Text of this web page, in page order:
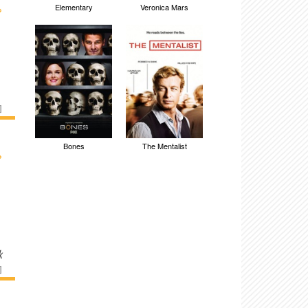
]
]
Elementary Veronica Mars
Bones The Mentalist